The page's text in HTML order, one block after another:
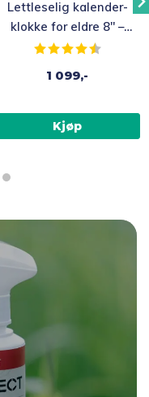
Lettleselig kalender-
klokke for eldre 8″ –
flere språk, hvit
Karakter:
1 099,-
Kjøp